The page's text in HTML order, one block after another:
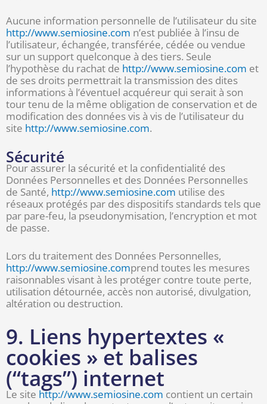
Aucune information personnelle de l’utilisateur du site
http://www.semiosine.com n’est publiée à l’insu de
l’utilisateur, échangée, transférée, cédée ou vendue
sur un support quelconque à des tiers. Seule
l’hypothèse du rachat de http://www.semiosine.com et
de ses droits permettrait la transmission des dites
informations à l’éventuel acquéreur qui serait à son
tour tenu de la même obligation de conservation et de
modification des données vis à vis de l’utilisateur du
site http://www.semiosine.com.
Sécurité
Pour assurer la sécurité et la confidentialité des
Données Personnelles et des Données Personnelles
de Santé, http://www.semiosine.com utilise des
réseaux protégés par des dispositifs standards tels que
par pare-feu, la pseudonymisation, l’encryption et mot
de passe.
Lors du traitement des Données Personnelles,
http://www.semiosine.comprend toutes les mesures
raisonnables visant à les protéger contre toute perte,
utilisation détournée, accès non autorisé, divulgation,
altération ou destruction.
9. Liens hypertextes «
cookies » et balises
(“tags”) internet
Le site http://www.semiosine.com contient un certain